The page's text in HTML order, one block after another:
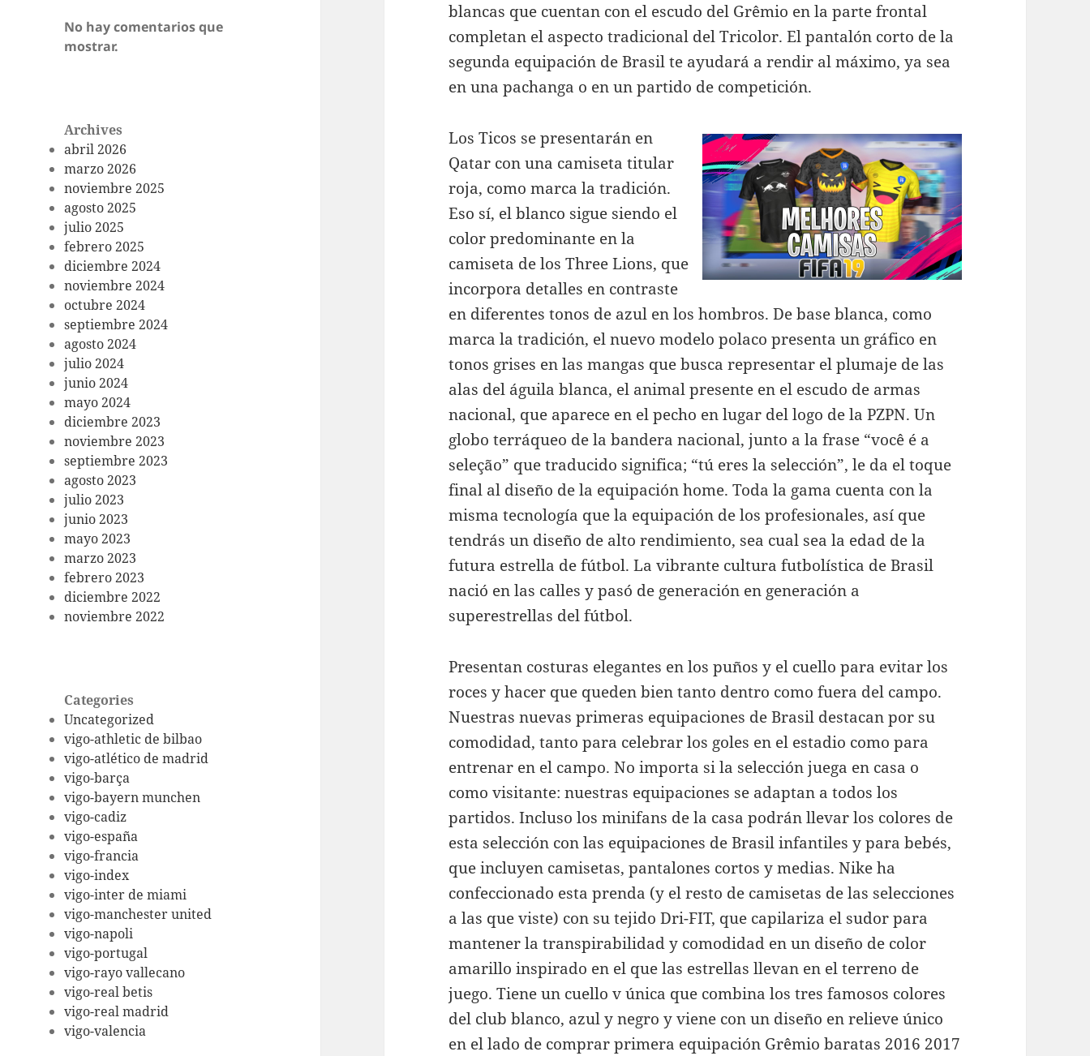
No hay comentarios que
mostrar.
Archives
abril 2026
marzo 2026
noviembre 2025
agosto 2025
julio 2025
febrero 2025
diciembre 2024
noviembre 2024
octubre 2024
septiembre 2024
agosto 2024
julio 2024
junio 2024
mayo 2024
diciembre 2023
noviembre 2023
septiembre 2023
agosto 2023
julio 2023
junio 2023
mayo 2023
marzo 2023
febrero 2023
diciembre 2022
noviembre 2022
Categories
Uncategorized
vigo-athletic de bilbao
vigo-atlético de madrid
vigo-barça
vigo-bayern munchen
vigo-cadiz
vigo-españa
vigo-francia
vigo-index
vigo-inter de miami
vigo-manchester united
vigo-napoli
vigo-portugal
vigo-rayo vallecano
vigo-real betis
vigo-real madrid
vigo-valencia
blancas que cuentan con el escudo del Grêmio en la parte frontal
completan el aspecto tradicional del Tricolor. El pantalón corto de la
segunda equipación de Brasil te ayudará a rendir al máximo, ya sea
en una pachanga o en un partido de competición.
Los Ticos se presentarán en
Qatar con una camiseta titular
roja, como marca la tradición.
Eso sí, el blanco sigue siendo el
color predominante en la
camiseta de los Three Lions, que
incorpora detalles en contraste
en diferentes tonos de azul en los hombros. De base blanca, como
marca la tradición, el nuevo modelo polaco presenta un gráfico en
tonos grises en las mangas que busca representar el plumaje de las
alas del águila blanca, el animal presente en el escudo de armas
nacional, que aparece en el pecho en lugar del logo de la PZPN. Un
globo terráqueo de la bandera nacional, junto a la frase “você é a
seleção” que traducido significa; “tú eres la selección”, le da el toque
final al diseño de la equipación home. Toda la gama cuenta con la
misma tecnología que la equipación de los profesionales, así que
tendrás un diseño de alto rendimiento, sea cual sea la edad de la
futura estrella de fútbol. La vibrante cultura futbolística de Brasil
nació en las calles y pasó de generación en generación a
superestrellas del fútbol.
Presentan costuras elegantes en los puños y el cuello para evitar los
roces y hacer que queden bien tanto dentro como fuera del campo.
Nuestras nuevas primeras equipaciones de Brasil destacan por su
comodidad, tanto para celebrar los goles en el estadio como para
entrenar en el campo. No importa si la selección juega en casa o
como visitante: nuestras equipaciones se adaptan a todos los
partidos. Incluso los minifans de la casa podrán llevar los colores de
esta selección con las equipaciones de Brasil infantiles y para bebés,
que incluyen camisetas, pantalones cortos y medias. Nike ha
confeccionado esta prenda (y el resto de camisetas de las selecciones
a las que viste) con su tejido Dri-FIT, que capilariza el sudor para
mantener la transpirabilidad y comodidad en un diseño de color
amarillo inspirado en el que las estrellas llevan en el terreno de
juego. Tiene un cuello v única que combina los tres famosos colores
del club blanco, azul y negro y viene con un diseño en relieve único
en el lado de comprar primera equipación Grêmio baratas 2016 2017